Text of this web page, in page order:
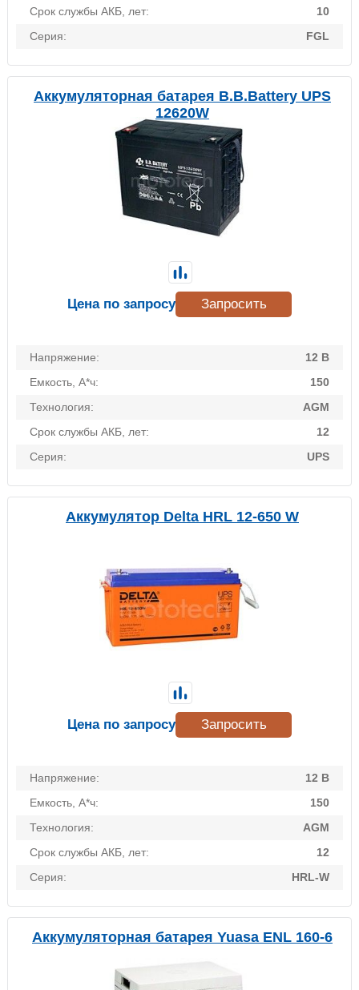
Срок службы АКБ, лет:
10
Серия:
FGL
Аккумуляторная батарея B.B.Battery UPS
12620W
Напряжение:
12 В
Емкость, А*ч:
150
Технология:
AGM
Срок службы АКБ, лет:
12
Серия:
UPS
Цена по запросу Запросить
Аккумулятор Delta HRL 12-650 W
Напряжение:
12 В
Емкость, А*ч:
150
Технология:
AGM
Срок службы АКБ, лет:
12
Серия:
HRL-W
Цена по запросу Запросить
Аккумуляторная батарея Yuasa ENL 160-6